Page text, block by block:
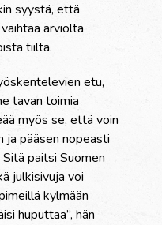
syystä, että
arviolta
tiiltä.
etu,
tavan toimia
myös se, että voin
ja pääsen nopeasti
paitsi Suomen
julkisivuja voi
kylmään
huputtaa”, hän